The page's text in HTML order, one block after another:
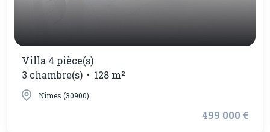
Villa 4 pièce(s)
3 chambre(s)
128 m²
Nîmes (30900)
499 000 €